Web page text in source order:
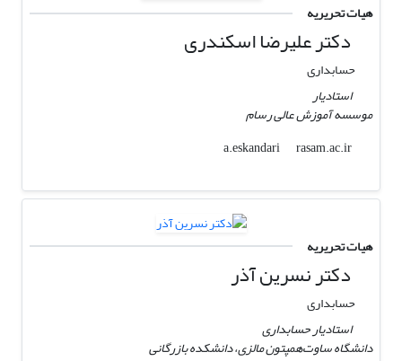
هیات تحریریه
دکتر علیرضا اسکندری
حسابداری
استادیار
موسسه آموزش عالی رسام
a.eskandari
rasam.ac.ir
هیات تحریریه
دکتر نسرین آذر
حسابداری
استادیار حسابداری
دانشگاه ساوت‌همپتون مالزی، دانشکده بازرگانی